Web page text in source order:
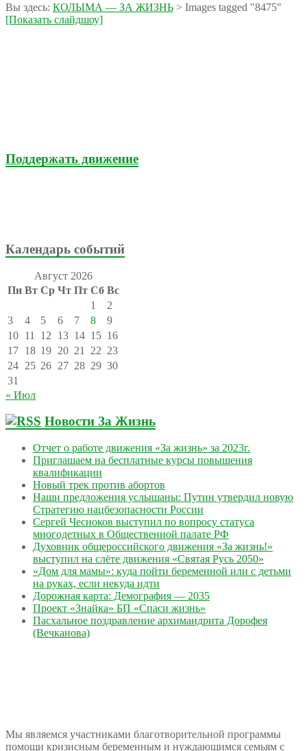
Вы здесь: КОЛЫМА — ЗА ЖИЗНЬ > Images tagged "8475"
[Показать слайдшоу]
Поддержать движение
Календарь событий
Август 2026
Пн Вт Ср Чт Пт Сб Вс
1
2
3
4 5 6 7 8
9
10 11 12 13 14 15 16
17 18 19 20 21 22 23
24 25 26 27 28 29 30
31
« Июл
Новости За Жизнь
Отчет о работе движения «За жизнь» за 2023г.
Приглашаем на бесплатные курсы повышения
квалификации
Новый трек против абортов
Наши предложения услышаны: Путин утвердил новую
Стратегию нацбезопасности России
Сергей Чесноков выступил по вопросу статуса
многодетных в Общественной палате РФ
Духовник общероссийского движения «За жизнь!»
выступил на слёте движения «Святая Русь 2050»
«Дом для мамы»: куда пойти беременной или с детьми
на руках, если некуда идти
Дорожная карта: Демография — 2035
Проект «Знайка» БП «Спаси жизнь»
Пасхальное поздравление архимандрита Дорофея
(Вечканова)
Мы являемся участниками благотворительной программы
помощи кризисным беременным и нуждающимся семьям с